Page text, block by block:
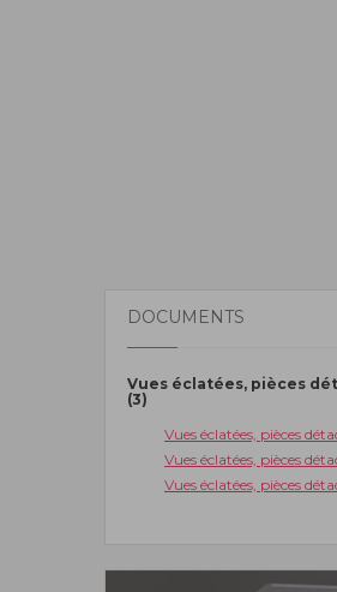
DOCUMENTS
Vues éclatées, pièces
(3)
Vues éclatées, pièces
Vues éclatées, pièces
Vues éclatées, pièces